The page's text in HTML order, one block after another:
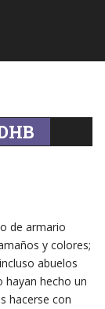
de armario
y colores;
abuelos
hecho un
hacerse con